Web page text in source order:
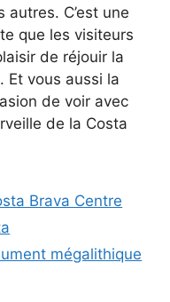
C’est une
que les visiteurs
de réjouir la
Et vous aussi la
de voir avec
de la Costa
Brava Centre
mégalithique